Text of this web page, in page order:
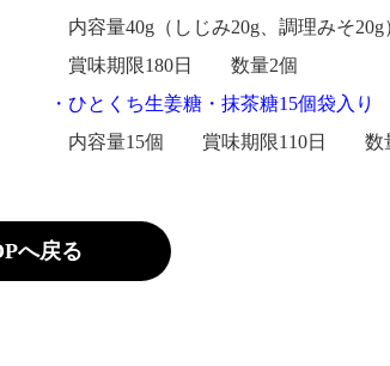
内容量40g（しじみ20g、調理みそ
賞味期限180日 数量2個
・ひとくち生姜糖・抹茶糖15個袋入り
内容量15個 賞味期限110日 数
へ戻る